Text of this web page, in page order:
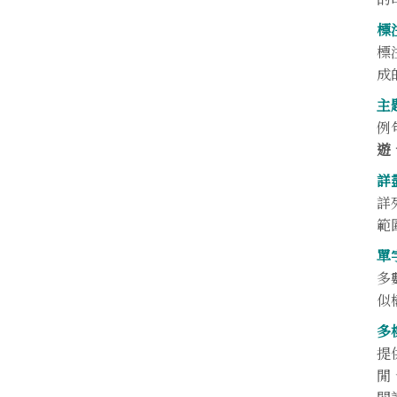
標
標
成
主
例
遊
詳
詳
範
單
多
似
多
提
閒